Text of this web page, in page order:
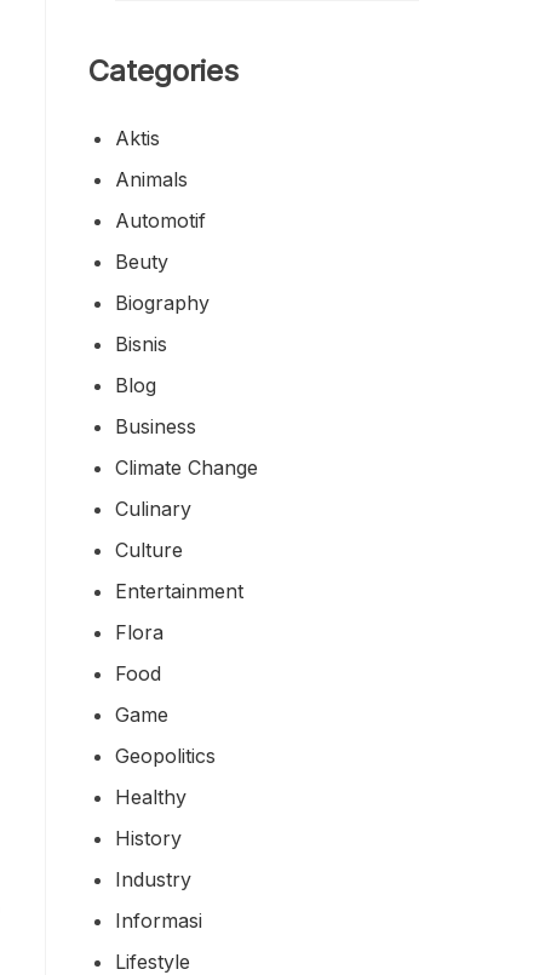
Categories
Aktis
Animals
Automotif
Beuty
Biography
Bisnis
Blog
Business
Climate Change
Culinary
Culture
Entertainment
Flora
Food
Game
Geopolitics
Healthy
History
Industry
Informasi
Lifestyle